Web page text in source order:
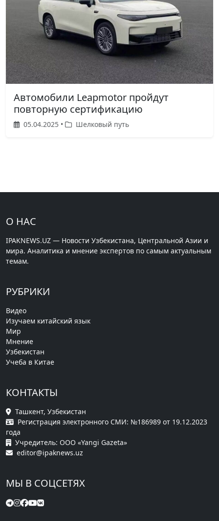
Автомобили Leapmotor пройдут
повторную сертификацию
05.04.2025 • Шелковый путь
О НАС
IPAKNEWS.UZ — Новости Узбекистана, Центральной Азии и
мира. Аналитика и мнение экспертов по самым актуальным
темам.
РУБРИКИ
Видео
Изучаем китайский язык
Мир
Мнение
Узбекистан
Учеба в Китае
КОНТАКТЫ
Ташкент, Узбекистан
Регистрация электронного СМИ: №186989 от 19.12.2023
года
Учредитель: ООО «Yangi Gazeta»
editor@ipaknews.uz
МЫ В СОЦСЕТЯХ